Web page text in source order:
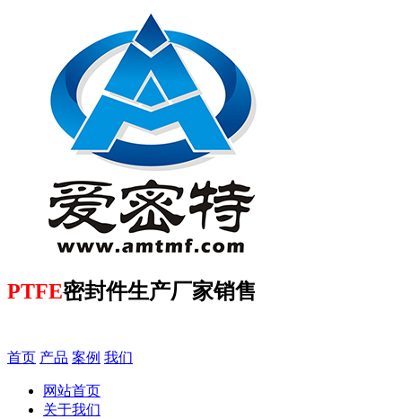
PTFE密封件生产厂家销售
首页 产品 案例 我们
网站首页
关于我们